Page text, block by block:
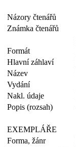
Názory čtenářů
Známka čtenářů
Formát
Hlavní záhlaví
Název
Vydání
Nakl. údaje
Popis (rozsah)
EXEMPLÁŘE
Forma, žánr